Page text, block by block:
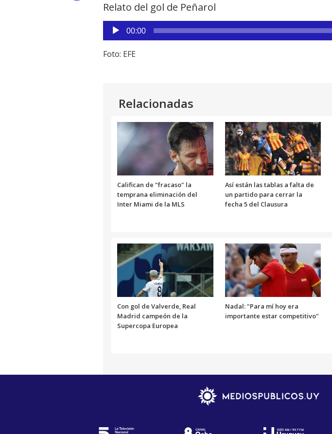
LinkRelato del gol de Peñarol
Reproductor
00:00
Foto: EFE
Relacionadas
Califican de "fracaso" la
temprana eliminación del
Inter Miami de la MLS
Así están las tablas a falta de
un partido para cerrar la
fecha 5 del Clausura
Con gol de Valverde, Real
Madrid campeón de la
Supercopa Europea
Nadal: "Para mí hoy era
importante estar competitivo"